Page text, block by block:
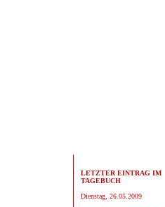
LETZTER EINTRAG IM
TAGEBUCH
Dienstag, 26.05.2009